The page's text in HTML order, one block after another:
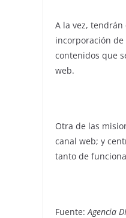
A la vez,
incorporación
contenidos que
web.
Otra de las
canal web; y
tanto de
Fuente:Agencia